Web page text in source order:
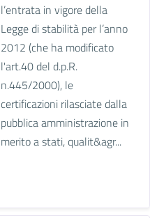
l’entrata in vigore della
Legge di stabilità per l’anno
2012 (che ha modificato
l'art.40 del d.p.R.
n.445/2000), le
certificazioni rilasciate dalla
pubblica amministrazione in
merito a stati, qualit&agr...